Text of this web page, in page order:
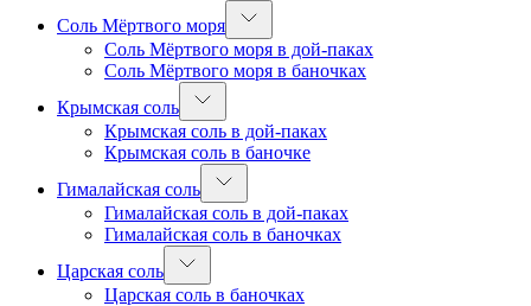
Соль Мёртвого моря
Соль Мёртвого моря в дой-паках
Соль Мёртвого моря в баночках
Крымская соль
Крымская соль в дой-паках
Крымская соль в баночке
Гималайская соль
Гималайская соль в дой-паках
Гималайская соль в баночках
Царская соль
Царская соль в баночках